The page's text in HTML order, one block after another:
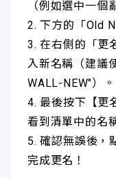
（例如選中一個
下方的「Old
在右側的「更
入新名稱（建議
WALL-NEW"）。
最後按下【更
看到清單中的名
確認無誤後，
完成更名！